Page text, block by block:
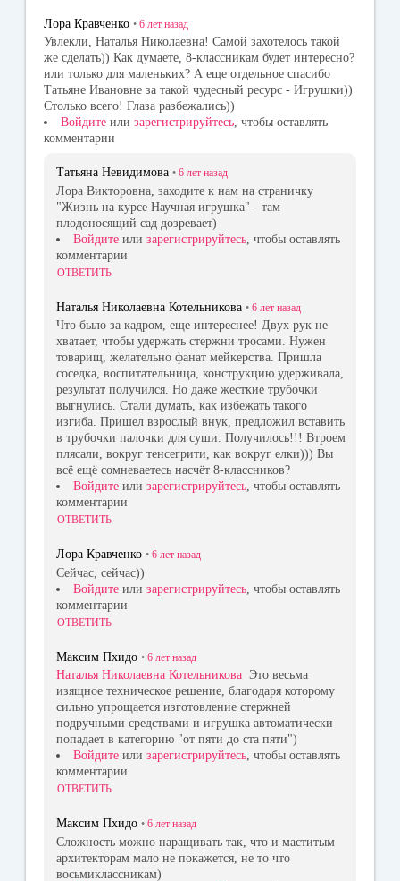
Лора Кравченко • 6 лет назад
Увлекли, Наталья Николаевна! Самой захотелось такой
же сделать)) Как думаете, 8-классникам будет интересно?
или только для маленьких? А еще отдельное спасибо
Татьяне Ивановне за такой чудесный ресурс - Игрушки))
Столько всего! Глаза разбежались))
Войдите или зарегистрируйтесь, чтобы оставлять
комментарии
Татьяна Невидимова • 6 лет назад
Лора Викторовна, заходите к нам на страничку
"Жизнь на курсе Научная игрушка" - там
плодоносящий сад дозревает)
Войдите или зарегистрируйтесь , чтобы оставлять
комментарии
ОТВЕТИТЬ
Наталья Николаевна Котельникова • 6 лет назад
Что было за кадром, еще интереснее! Двух рук не
хватает, чтобы удержать стержни тросами. Нужен
товарищ, желательно фанат мейкерства. Пришла
соседка, воспитательница, конструкцию удерживала,
результат получился. Но даже жесткие трубочки
выгнулись. Стали думать, как избежать такого
изгиба. Пришел взрослый внук, предложил вставить
в трубочки палочки для суши. Получилось!!! Втроем
плясали, вокруг тенсегрити, как вокруг елки))) Вы
всё ещё сомневаетесь насчёт 8-классников?
Войдите или зарегистрируйтесь, чтобы оставлять
комментарии
ОТВЕТИТЬ
Лора Кравченко • 6 лет назад
Сейчас, сейчас))
Войдите или зарегистрируйтесь , чтобы оставлять
комментарии
ОТВЕТИТЬ
Максим Пхидо • 6 лет назад
Наталья Николаевна Котельникова Это весьма
изящное техническое решение, благодаря которому
сильно упрощается изготовление стержней
подручными средствами и игрушка автоматически
попадает в категорию "от пяти до ста пяти")
Войдите или зарегистрируйтесь, чтобы оставлять
комментарии
ОТВЕТИТЬ
Максим Пхидо • 6 лет назад
Сложность можно наращивать так, что и маститым
архитекторам мало не покажется, не то что
восьмиклассникам)